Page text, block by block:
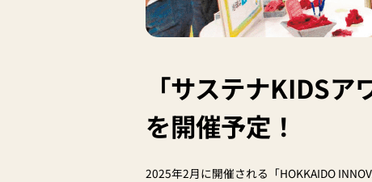
「サステナKIDS
を開催予定！
2025年2月に開催される「HOKKAIDO